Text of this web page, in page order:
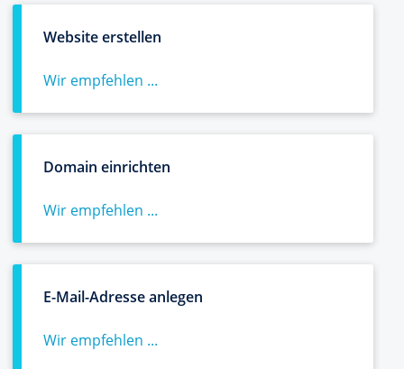
Website erstellen
Wir empfehlen ...
Domain einrichten
Wir empfehlen ...
E-Mail-Adresse anlegen
Wir empfehlen ...